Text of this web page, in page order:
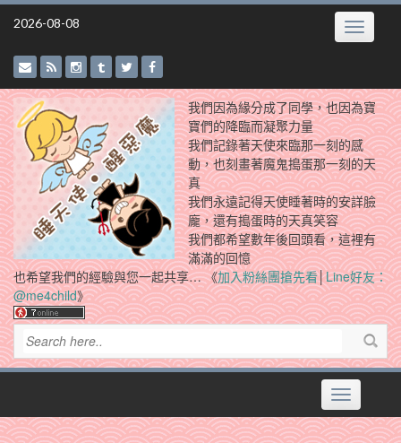
Skip
2026-08-08 Toggle
我們因為緣分成了同學，也因為寶
寶們的降臨而凝聚力量
我們記錄著天使來臨那一刻的感
動，也刻畫著魔鬼搗蛋那一刻的天
真
我們永遠記得天使睡著時的安詳臉
龐，還有搗蛋時的天真笑容
我們都希望數年後回頭看，這裡有
滿滿的回憶
也希望我們的經驗與您一起共享… 《加入粉絲團搶先看│Line好友：
@me4child》
Toggle
navigation